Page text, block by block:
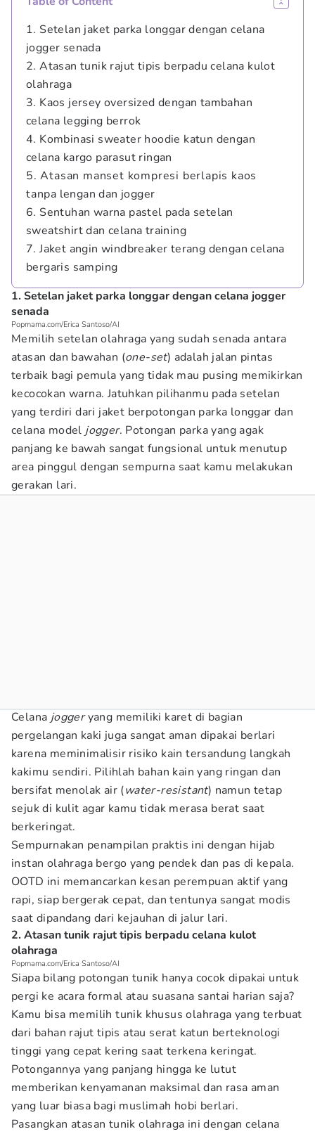
1. Setelan jaket parka longgar dengan celana
jogger senada
2. Atasan tunik rajut tipis berpadu celana kulot
olahraga
3. Kaos jersey oversized dengan tambahan
celana legging berrok
4. Kombinasi sweater hoodie katun dengan
celana kargo parasut ringan
5. Atasan manset kompresi berlapis kaos
tanpa lengan dan jogger
6. Sentuhan warna pastel pada setelan
sweatshirt dan celana training
7. Jaket angin windbreaker terang dengan celana
bergaris samping
1. Setelan jaket parka longgar dengan celana jogger
senada
Popmama.com/Erica Santoso/AI
Memilih setelan olahraga yang sudah senada antara
atasan dan bawahan (one-set) adalah jalan pintas
terbaik bagi pemula yang tidak mau pusing memikirkan
kecocokan warna. Jatuhkan pilihanmu pada setelan
yang terdiri dari jaket berpotongan parka longgar dan
celana model jogger. Potongan parka yang agak
panjang ke bawah sangat fungsional untuk menutup
area pinggul dengan sempurna saat kamu melakukan
gerakan lari.
Celana joggeryang memiliki karet di bagian
pergelangan kaki juga sangat aman dipakai berlari
karena meminimalisir risiko kain tersandung langkah
kakimu sendiri. Pilihlah bahan kain yang ringan dan
bersifat menolak air (water-resistant) namun tetap
sejuk di kulit agar kamu tidak merasa berat saat
berkeringat.
Sempurnakan penampilan praktis ini dengan hijab
instan olahraga bergo yang pendek dan pas di kepala.
OOTD ini memancarkan kesan perempuan aktif yang
rapi, siap bergerak cepat, dan tentunya sangat modis
saat dipandang dari kejauhan di jalur lari.
2. Atasan tunik rajut tipis berpadu celana kulot
olahraga
Popmama.com/Erica Santoso/AI
Siapa bilang potongan tunik hanya cocok dipakai untuk
pergi ke acara formal atau suasana santai harian saja?
Kamu bisa memilih tunik khusus olahraga yang terbuat
dari bahan rajut tipis atau serat katun berteknologi
tinggi yang cepat kering saat terkena keringat.
Potongannya yang panjang hingga ke lutut
memberikan kenyamanan maksimal dan rasa aman
yang luar biasa bagi muslimah hobi berlari.
Pasangkan atasan tunik olahraga ini dengan celana